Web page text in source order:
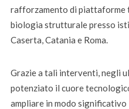
rafforzamento di piattaforme
biologia strutturale presso
Caserta, Catania e Roma.
Grazie a tali interventi, negli
potenziato il cuore
ampliare in modo